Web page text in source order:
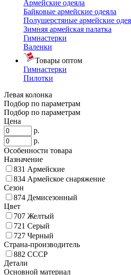
Армейские одеяла
Байковые армейские одеяла
Полушерстяные армейские
Зимняя армейская палатка
Гимнастерки
Валенки
Товары оптом
Гимнастерки
Пилотки
Левая колонка
Подбор по параметрам
Подбор по параметрам
Цена
р.
р.
Особенности товара
Назначение
831 Армейские
834 Армейское снаряжение
Сезон
874 Демисезонный
Цвет
707 Желтый
721 Серый
727 Черный
Страна-производитель
882 СССР
Детали
Основной материал